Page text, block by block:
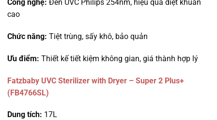
Công nghệ: Đèn UVC Philips 254nm, hiệu quả diệt khuẩn
cao
Chức năng: Tiệt trùng, sấy khô, bảo quản
Ưu điểm: Thiết kế tiết kiệm không gian, giá thành hợp lý
Fatzbaby UVC Sterilizer with Dryer – Super 2 Plus+
(FB4766SL)
Dung tích: 17L